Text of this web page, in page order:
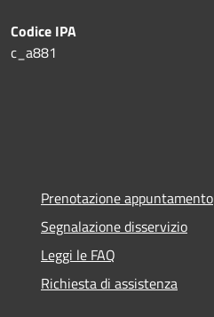
Codice IPA
c_a881
Prenotazione appuntamento
Segnalazione disservizio
Leggi le FAQ
Richiesta di assistenza